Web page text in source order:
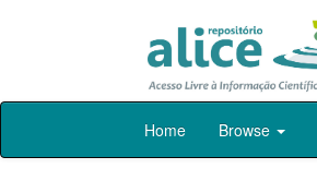
Skip
Home Browse